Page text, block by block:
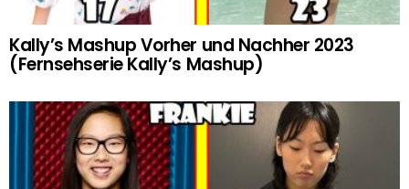
Kally’s Mashup Vorher und Nachher 2023
(Fernsehserie Kally’s Mashup)